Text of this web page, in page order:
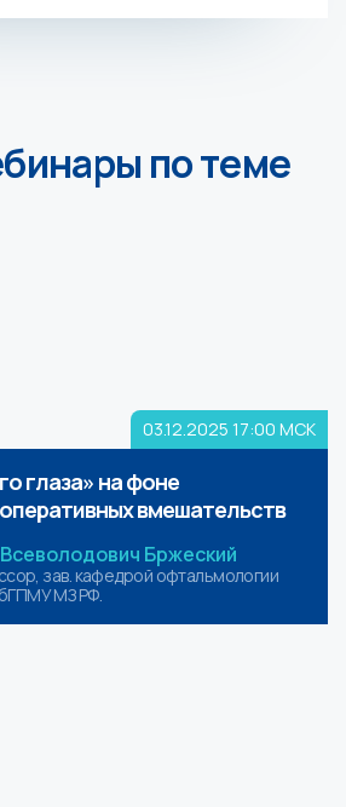
по теме
03.12.2025 17:00 МСК
глаза» на фоне
вмешательств
Бржеский
зав. кафедрой офтальмологии
МЗ РФ.